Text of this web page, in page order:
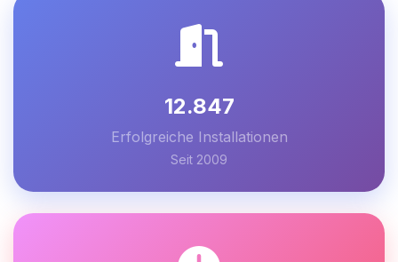
12.847
Erfolgreiche Installationen
Seit 2009